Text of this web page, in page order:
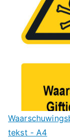
tekst - A4